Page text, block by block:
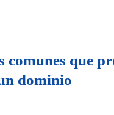
comunes que
dominio